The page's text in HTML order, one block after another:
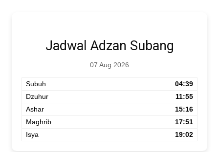
Jadwal Adzan Subang
07 Aug 2026
Subuh
04:39
Dzuhur
11:55
Ashar
15:16
Maghrib
17:51
Isya
19:02